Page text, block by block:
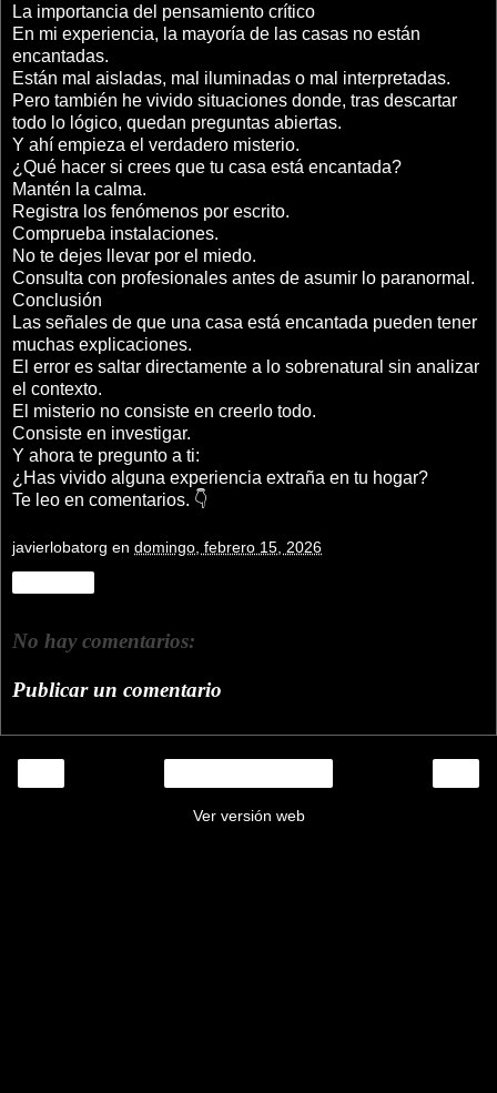
La importancia del pensamiento crítico
En mi experiencia, la mayoría de las casas no están
encantadas.
Están mal aisladas, mal iluminadas o mal interpretadas.
Pero también he vivido situaciones donde, tras descartar
todo lo lógico, quedan preguntas abiertas.
Y ahí empieza el verdadero misterio.
¿Qué hacer si crees que tu casa está encantada?
Mantén la calma.
Registra los fenómenos por escrito.
Comprueba instalaciones.
No te dejes llevar por el miedo.
Consulta con profesionales antes de asumir lo paranormal.
Conclusión
Las señales de que una casa está encantada pueden tener
muchas explicaciones.
El error es saltar directamente a lo sobrenatural sin analizar
el contexto.
El misterio no consiste en creerlo todo.
Consiste en investigar.
Y ahora te pregunto a ti:
¿Has vivido alguna experiencia extraña en tu hogar?
Te leo en comentarios. 👇
javierlobatorg en domingo, febrero 15, 2026
No hay comentarios:
Publicar un comentario
Ver versión web